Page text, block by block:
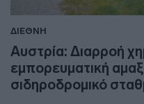
ΔΙΕΘΝΗ
Αυστρία: Διαρροή
εμπορευματική
σιδηροδρομικό